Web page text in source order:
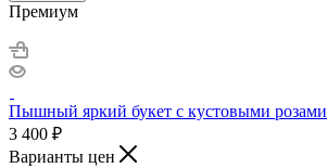
Премиум
Пышный яркий букет с кустовыми розами
3 400 ₽
Варианты цен